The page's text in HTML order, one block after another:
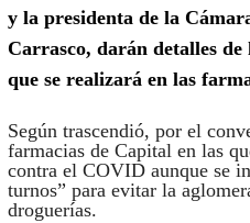
y la presidenta de la
Carrasco, darán detalles
que se realizará en las
Según trascendió, por el
farmacias de Capital en las
contra el COVID aunque se
turnos” para evitar la
droguerías.